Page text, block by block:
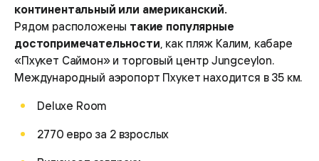
континентальный или американский.
Рядом расположены такие популярные
достопримечательности , как пляж Калим, кабаре
«Пхукет Саймон» и торговый центр Jungceylon.
Международный аэропорт Пхукет находится в 35 км.
Deluxe Room
2770 евро за 2 взрослых